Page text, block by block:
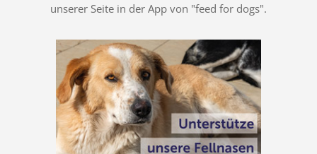
unserer Seite in der App von "feed for dogs".